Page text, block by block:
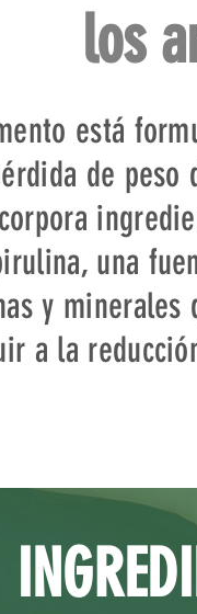
los
está
de peso
una
y minerales
a la